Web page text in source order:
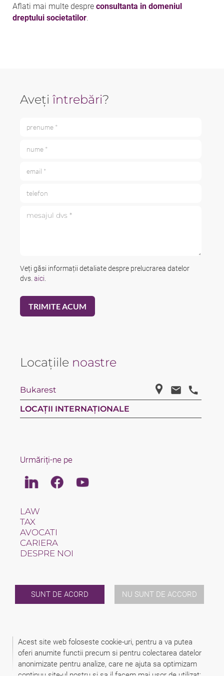
Acest site web foloseste cookie-uri, pentru a va putea
oferi anumite functii precum si pentru colectarea datelor
anonimizate pentru analize, care ne ajuta sa optimizam
SUNT DE ACORD NU SUNT DE ACCORD
Aflati mai multe despre consultanta in domeniul
dreptului societatilor.
Aveți întrebări?
Veți găsi informații detaliate despre prelucrarea datelor
dvs. aici
Locațiile noastre
Bukarest
LOCAȚII INTERNAȚIONALE
Urmăriți-ne pe
LinkedinFacebookYoutube
LAW
TAX
AVOCATI
CARIERA
DESPRE NOI
EVENIMETE
CONTACT
DISCLAIMER
DECLARATIE PRIVIND PROTECTIA DATELOR CU CARACTER
PERSONAL
MENTIUNI LEGALE